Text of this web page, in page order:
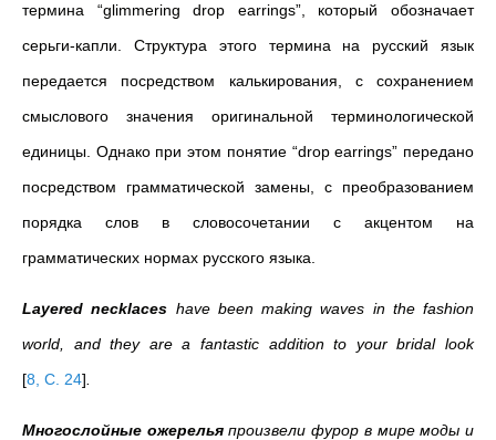
термина “glimmering drop earrings”, который обозначает
серьги-капли. Структура этого термина на русский язык
передается посредством калькирования, с сохранением
смыслового значения оригинальной терминологической
единицы. Однако при этом понятие “drop earrings” передано
посредством грамматической замены, с преобразованием
порядка слов в словосочетании с акцентом на
грамматических нормах русского языка.
Layered necklaces have been making waves in the fashion
world, and they are a fantastic addition to your bridal look
[8, C. 24]
Многослойные ожерельяпроизвели фурор в мире моды и